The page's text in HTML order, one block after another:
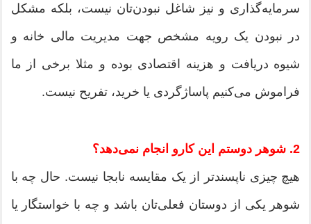
سرمایه‌گذاری و نیز شاغل نبودن‌تان نیست، بلکه مشکل
در نبودن یک رویه مشخص جهت مدیریت مالی خانه و
شیوه دریافت و هزینه اقتصادی بوده و مثلا برخی از ما
فراموش می‌کنیم پاساژگردی یا خرید، تفریح نیست.
2. شوهر دوستم این کارو انجام نمی‌دهد؟
هیچ چیزی ناپسندتر از یک مقایسه نابجا نیست. حال چه با
شوهر یکی از دوستان فعلی‌تان باشد و چه با خواستگار یا